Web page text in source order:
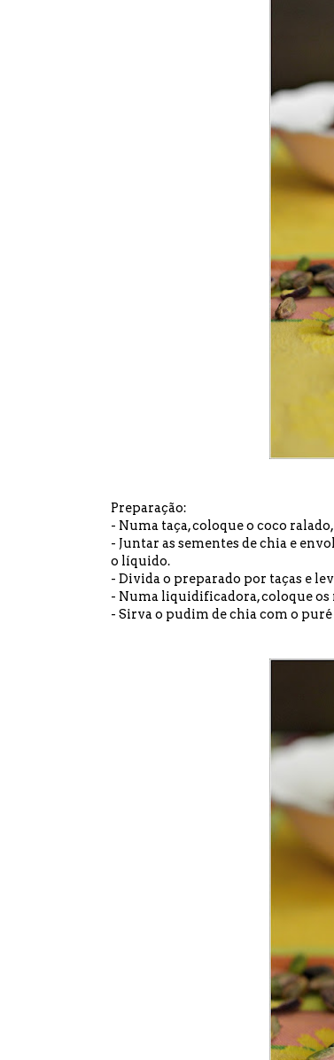
Preparação:
- Numa taça, coloque o coco
- Juntar as sementes de chia e
o líquido.
- Divida o preparado por taças e
- Numa liquidificadora, coloque
- Sirva o pudim de chia com o